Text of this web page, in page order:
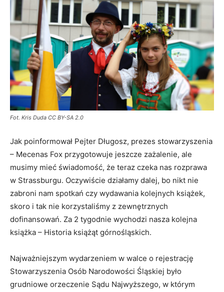
Fot. Kris Duda CC BY-SA 2.0
Jak poinformował Pejter Długosz, prezes stowarzyszenia
– Mecenas Fox przygotowuje jeszcze zażalenie, ale
musimy mieć świadomość, że teraz czeka nas rozprawa
w Strassburgu. Oczywiście działamy dalej, bo nikt nie
zabroni nam spotkań czy wydawania kolejnych książek,
skoro i tak nie korzystaliśmy z zewnętrznych
dofinansowań. Za 2 tygodnie wychodzi nasza kolejna
książka – Historia książąt górnośląskich.
Najważniejszym wydarzeniem w walce o rejestrację
Stowarzyszenia Osób Narodowości Śląskiej było
grudniowe orzeczenie Sądu Najwyższego, w którym